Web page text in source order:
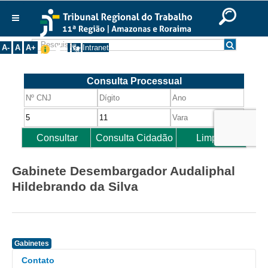
Ir para o rodapé
English
Português Español
A- A A+ Intranet
Institucional
Corregedoria
Composição
Desembargadores
Turmas
Juízes Manaus
Juízes Interior
Gabinete Desembargador Audaliphal
Hildebrando da Silva
Gabinetes
Contato